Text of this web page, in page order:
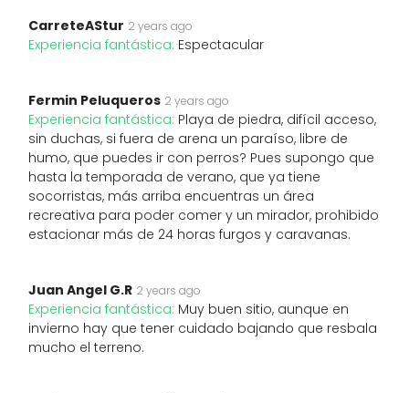
CarreteAStur 2 years ago
Experiencia fantástica: Espectacular
Fermin Peluqueros 2 years ago
Experiencia fantástica: Playa de piedra, difícil acceso,
sin duchas, si fuera de arena un paraíso, libre de
humo, que puedes ir con perros? Pues supongo que
hasta la temporada de verano, que ya tiene
socorristas, más arriba encuentras un área
recreativa para poder comer y un mirador, prohibido
estacionar más de 24 horas furgos y caravanas.
Juan Angel G.R 2 years ago
Experiencia fantástica: Muy buen sitio, aunque en
invierno hay que tener cuidado bajando que resbala
mucho el terreno.